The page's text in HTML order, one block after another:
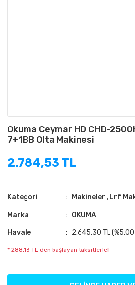
Okuma Ceymar HD CHD-
7+1BB Olta Makinesi
2.784,53 TL
Kategori Makineler , Lrf
Marka OKUMA
Havale 2.645,30 TL
* 288,13 TL den başlayan taksitlerle!!